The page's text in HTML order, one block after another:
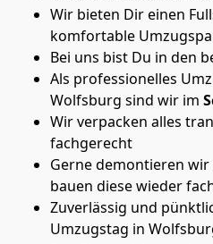
Wir bieten Dir einen
komfortable
Bei uns bist Du in den
Als professionelles
Wolfsburg sind wir im
Wir verpacken alles
fachgerecht
Gerne demontieren
bauen diese wieder
Zuverlässig und
Umzugstag in